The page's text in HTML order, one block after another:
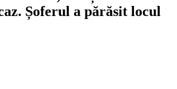
Șoferul a părăsit locul